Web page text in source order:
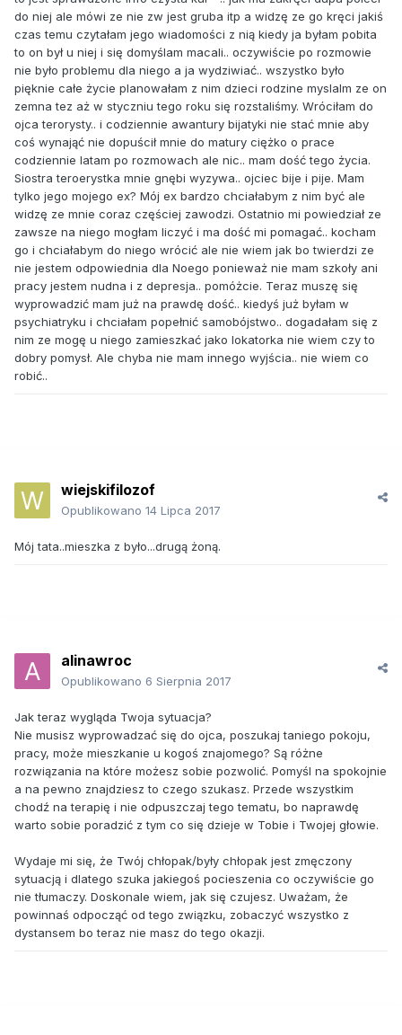
do niej ale mówi ze nie zw jest gruba itp a widzę ze go kręci jakiś
czas temu czytałam jego wiadomości z nią kiedy ja byłam pobita
to on był u niej i się domyślam macali.. oczywiście po rozmowie
nie było problemu dla niego a ja wydziwiać.. wszystko było
pięknie całe życie planowałam z nim dzieci rodzine myslalm ze on
zemna tez aż w styczniu tego roku się rozstaliśmy. Wróciłam do
ojca terorysty.. i codziennie awantury bijatyki nie stać mnie aby
coś wynająć nie dopuścił mnie do matury ciężko o prace
codziennie latam po rozmowach ale nic.. mam dość tego życia.
Siostra teroerystka mnie gnębi wyzywa.. ojciec bije i pije. Mam
tylko jego mojego ex? Mój ex bardzo chciałabym z nim być ale
widzę ze mnie coraz częściej zawodzi. Ostatnio mi powiedział ze
zawsze na niego mogłam liczyć i ma dość mi pomagać.. kocham
go i chciałabym do niego wrócić ale nie wiem jak bo twierdzi ze
nie jestem odpowiednia dla Noego ponieważ nie mam szkoły ani
pracy jestem nudna i z depresja.. pomóżcie. Teraz muszę się
wyprowadzić mam już na prawdę dość.. kiedyś już byłam w
psychiatryku i chciałam popełnić samobójstwo.. dogadałam się z
nim ze mogę u niego zamieszkać jako lokatorka nie wiem czy to
dobry pomysł. Ale chyba nie mam innego wyjścia.. nie wiem co
robić..
wiejskifilozof
Opublikowano 14 Lipca 2017
Mój tata..mieszka z było...drugą żoną.
alinawroc
Opublikowano 6 Sierpnia 2017
Jak teraz wygląda Twoja sytuacja?
Nie musisz wyprowadzać się do ojca, poszukaj taniego pokoju,
pracy, może mieszkanie u kogoś znajomego? Są różne
rozwiązania na które możesz sobie pozwolić. Pomyśl na spokojnie
a na pewno znajdziesz to czego szukasz. Przede wszystkim
chodź na terapię i nie odpuszczaj tego tematu, bo naprawdę
warto sobie poradzić z tym co się dzieje w Tobie i Twojej głowie.
Wydaje mi się, że Twój chłopak/były chłopak jest zmęczony
sytuacją i dlatego szuka jakiegoś pocieszenia co oczywiście go
nie tłumaczy. Doskonale wiem, jak się czujesz. Uważam, że
powinnaś odpocząć od tego związku, zobaczyć wszystko z
dystansem bo teraz nie masz do tego okazji.